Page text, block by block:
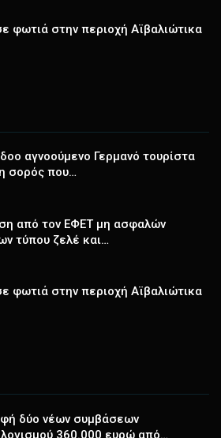
φωτιά στην περιοχή Αϊβαλιώτικα
αγνοούμενο Γερμανό τουρίστα
σορός που…
από τον ΕΦΕΤ μη ασφαλών
τύπου ζελέ και…
φωτιά στην περιοχή Αϊβαλιώτικα
δύο νέων συμβάσεων
360.000 ευρώ από…